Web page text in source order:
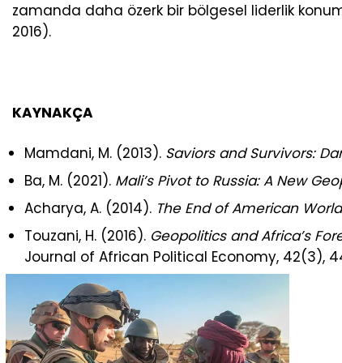
zamanda daha özerk bir bölgesel liderlik
2016).
KAYNAKÇA
Mamdani, M. (2013). Saviors and Survivors:
Ba, M. (2021). Mali’s Pivot to Russia: A New
Acharya, A. (2014). The End of American
Touzani, H. (2016). Geopolitics and Africa’s
Journal of African Political Economy, 42(3),